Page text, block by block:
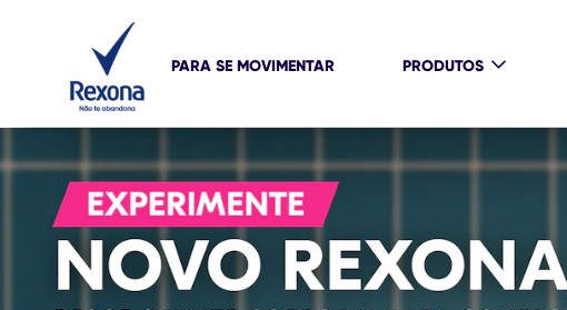
PARA SE MOVIMENTAR PRODUTOS